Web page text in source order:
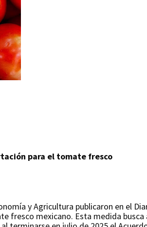
para el tomate fresco
y Agricultura publicaron en el
fresco mexicano. Esta medida